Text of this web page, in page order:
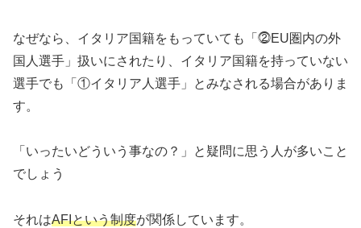
なぜなら、イタリア国籍をもっていても「⓶EU圏内の外
国人選手」扱いにされたり、イタリア国籍を持っていない
選手でも「①イタリア人選手」とみなされる場合がありま
す。
「いったいどういう事なの？」と疑問に思う人が多いこと
でしょう
それはAFIという制度が関係しています。